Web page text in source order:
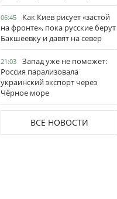
06:45
Как Киев рисует «застой
на фронте», пока русские берут
Бакшеевку и давят на север
21:03
Запад уже не поможет:
Россия парализовала
украинский экспорт через
Чёрное море
ВСЕ НОВОСТИ